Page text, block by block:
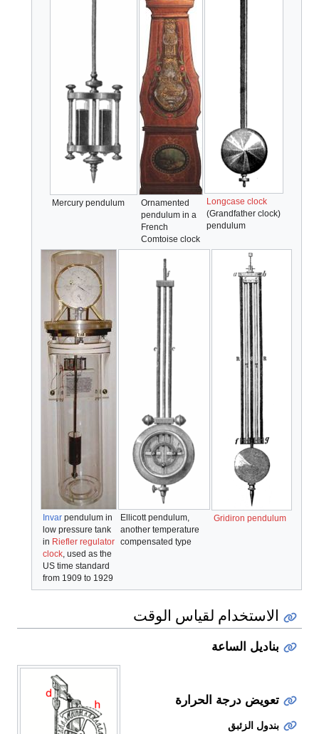
Longcase clock
(Grandfather clock)
pendulum
Ornamented
pendulum in a
French
Comtoise clock
Mercury pendulum
Gridiron pendulum
Ellicott pendulum,
another temperature
compensated type
Invar pendulum in
low pressure tank
in Riefler regulator
clock , used as the
US time standard
from 1909 to 1929
الاستخدام لقياس الوقت
بناديل الساعة
تعويض درجة الحرارة
بندول الزئبق